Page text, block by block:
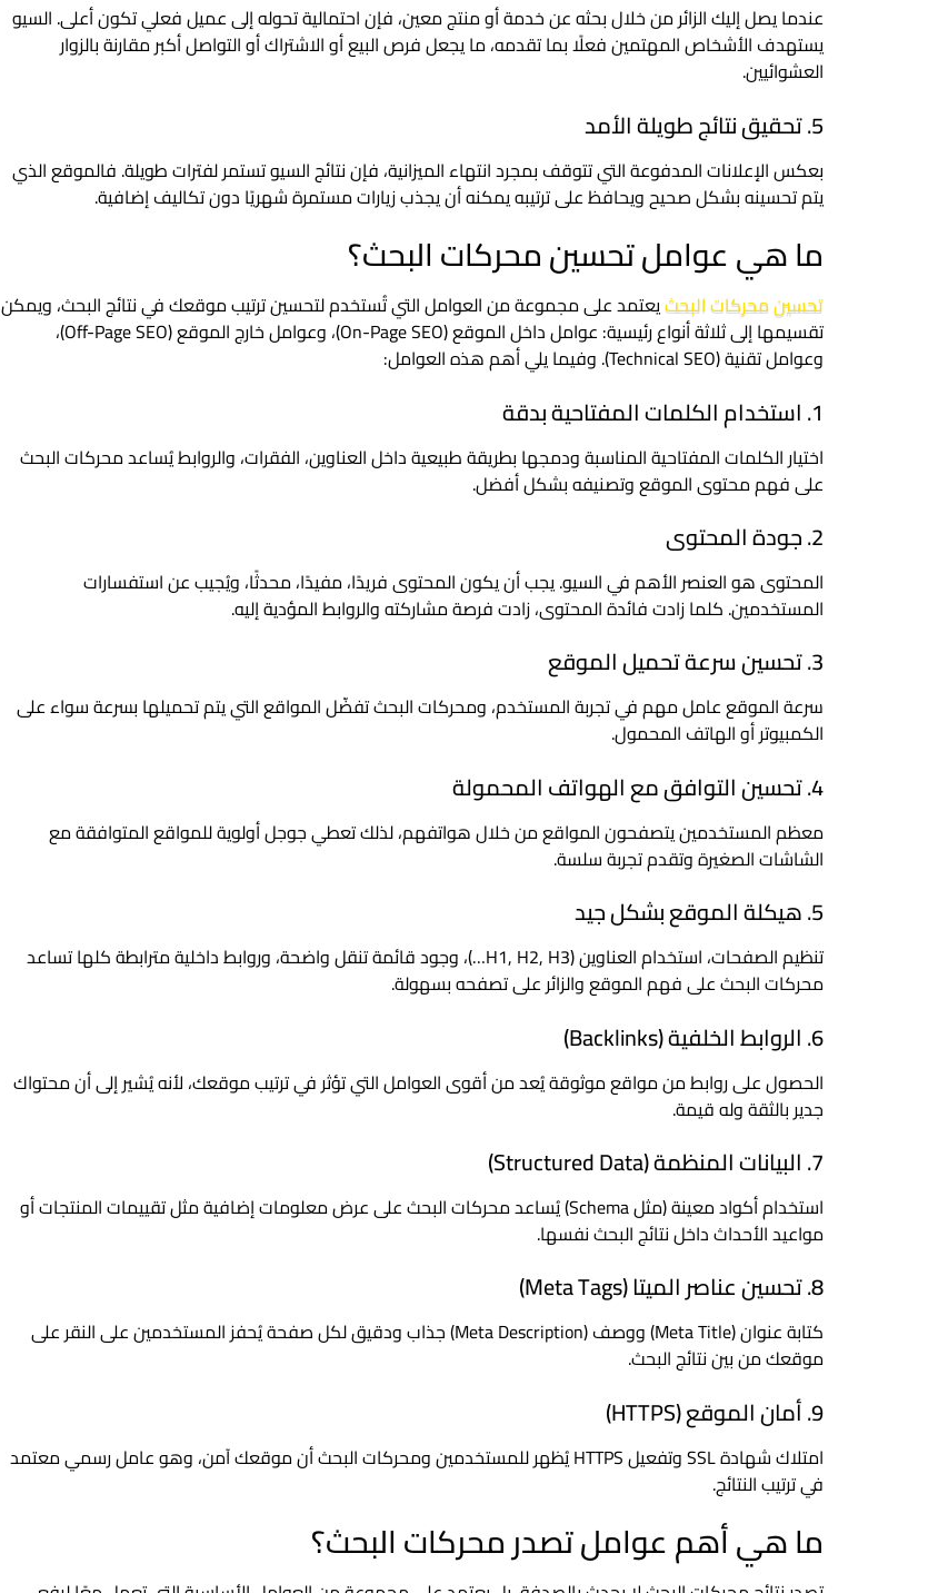
عندما يصل إليك الزائر من خلال بحثه عن خدمة أو منتج معين، فإن احتمالية تحوله إلى عميل فعلي تكون أعلى. السيو
يستهدف الأشخاص المهتمين فعلًا بما تقدمه، ما يجعل فرص البيع أو الاشتراك أو التواصل أكبر مقارنة بالزوار
العشوائيين.
5. تحقيق نتائج طويلة الأمد
بعكس الإعلانات المدفوعة التي تتوقف بمجرد انتهاء الميزانية، فإن نتائج السيو تستمر لفترات طويلة. فالموقع الذي
يتم تحسينه بشكل صحيح ويحافظ على ترتيبه يمكنه أن يجذب زيارات مستمرة شهريًا دون تكاليف إضافية.
ما هي عوامل تحسين محركات البحث؟
تحسين محركات البحثيعتمد على مجموعة من العوامل التي تُستخدم لتحسين ترتيب موقعك في نتائج البحث، ويمكن
تقسيمها إلى ثلاثة أنواع رئيسية: عوامل داخل الموقع (On-Page SEO)، وعوامل خارج الموقع (Off-Page SEO)،
وعوامل تقنية (Technical SEO). وفيما يلي أهم هذه العوامل:
1. استخدام الكلمات المفتاحية بدقة
اختيار الكلمات المفتاحية المناسبة ودمجها بطريقة طبيعية داخل العناوين، الفقرات، والروابط يُساعد محركات البحث
على فهم محتوى الموقع وتصنيفه بشكل أفضل.
2. جودة المحتوى
المحتوى هو العنصر الأهم في السيو. يجب أن يكون المحتوى فريدًا، مفيدًا، محدثًا، ويُجيب عن استفسارات
المستخدمين. كلما زادت فائدة المحتوى، زادت فرصة مشاركته والروابط المؤدية إليه.
3. تحسين سرعة تحميل الموقع
سرعة الموقع عامل مهم في تجربة المستخدم، ومحركات البحث تفضّل المواقع التي يتم تحميلها بسرعة سواء على
الكمبيوتر أو الهاتف المحمول.
4. تحسين التوافق مع الهواتف المحمولة
معظم المستخدمين يتصفحون المواقع من خلال هواتفهم، لذلك تعطي جوجل أولوية للمواقع المتوافقة مع
الشاشات الصغيرة وتقدم تجربة سلسة.
5. هيكلة الموقع بشكل جيد
تنظيم الصفحات، استخدام العناوين (H1, H2, H3…)، وجود قائمة تنقل واضحة، وروابط داخلية مترابطة كلها تساعد
محركات البحث على فهم الموقع والزائر على تصفحه بسهولة.
6. الروابط الخلفية (Backlinks)
الحصول على روابط من مواقع موثوقة يُعد من أقوى العوامل التي تؤثر في ترتيب موقعك، لأنه يُشير إلى أن محتواك
جدير بالثقة وله قيمة.
7. البيانات المنظمة (Structured Data)
استخدام أكواد معينة (مثل Schema) يُساعد محركات البحث على عرض معلومات إضافية مثل تقييمات المنتجات أو
مواعيد الأحداث داخل نتائج البحث نفسها.
8. تحسين عناصر الميتا (Meta Tags)
كتابة عنوان (Meta Title) ووصف (Meta Description) جذاب ودقيق لكل صفحة يُحفز المستخدمين على النقر على
موقعك من بين نتائج البحث.
9. أمان الموقع (HTTPS)
امتلاك شهادة SSL وتفعيل HTTPS يُظهر للمستخدمين ومحركات البحث أن موقعك آمن، وهو عامل رسمي معتمد
في ترتيب النتائج.
ما هي أهم عوامل تصدر محركات البحث؟